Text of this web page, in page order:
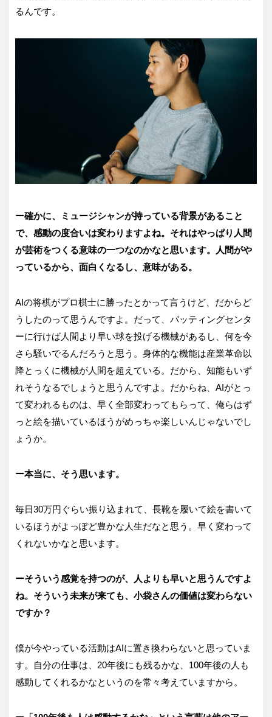
るんです。
ー確かに、ミュージシャンが持っている背景があること
で、感動の度合いは変わりますよね。それはやっぱり人間
が芸術をつくる意味の一つなのかなと思います。人間がや
っているから、面白くなるし、意味がある。
AIの将棋がプロ棋士に勝ったとかって言うけど、だからど
うしたのって思うんですよ。だって、バッティングセンタ
ーに行けば人間より早い球を投げる機械があるし、何を今
さら騒いでるんだろうと思う。身体的な機能は産業革命以
降とっくに機械が人間を超えている。だから、知能もいず
れそうなるでしょうと思うんですよ。だからね、AIがとっ
て変われるものは、早く全部変わってもらって、俺らはず
っと絵を描いているほうがめっちゃ楽しいんじゃないでし
ょうか。
ー本当に、そう思います。
毎日30万円ぐらい振り込まれて、長靴を履いて絵を書いて
いるほうがよっぽど豊かな人生だなと思う。早く変わって
くれないかなと思います。
ーそういう感覚を持つのが、人よりも早いと思うんですよ
ね。そういう未来が来ても、小袋さんの価値は変わらない
ですか？
僕が今やっている活動はAIに置き換わらないと思っていま
す。自分の仕事は、20年後にも残るかな、100年後の人も
感動してくれるかなというのを常々考えていますから。